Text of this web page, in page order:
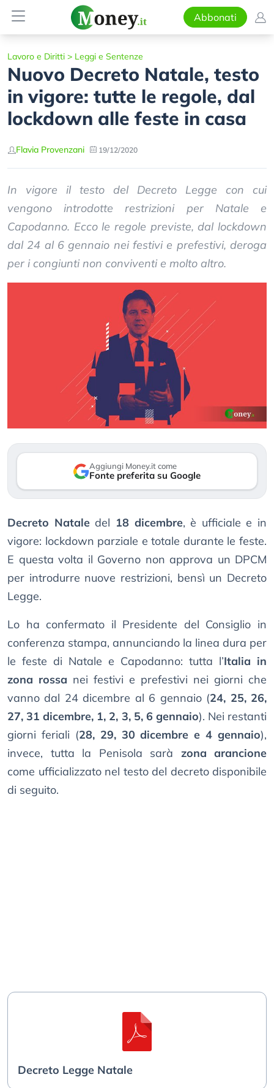
Abbonati
Lavoro e Diritti > Leggi e Sentenze
Nuovo Decreto Natale, testo
in vigore: tutte le regole, dal
lockdown alle feste in casa
Flavia Provenzani 19/12/2020
In vigore il testo del Decreto Legge con cui
vengono introdotte restrizioni per Natale e
Capodanno. Ecco le regole previste, dal lockdown
dal 24 al 6 gennaio nei festivi e prefestivi, deroga
per i congiunti non conviventi e molto altro.
Aggiungi Money.it come
Fonte preferita su Google
Decreto Nataledel 18 dicembre, è ufficiale e in
vigore: lockdown parziale e totale durante le feste.
E questa volta il Governo non approva un DPCM
per introdurre nuove restrizioni, bensì un Decreto
Legge.
Lo ha confermato il Presidente del Consiglio in
conferenza stampa, annunciando la linea dura per
le feste di Natale e Capodanno: tutta l’Italia in
zona rossa nei festivi e prefestivi nei giorni che
vanno dal 24 dicembre al 6 gennaio (24, 25, 26,
27, 31 dicembre, 1, 2, 3, 5, 6 gennaio). Nei restanti
giorni feriali (28, 29, 30 dicembre e 4 gennaio),
invece, tutta la Penisola sarà zona arancione
come ufficializzato nel testo del decreto disponibile
di seguito.
Decreto Legge Natale